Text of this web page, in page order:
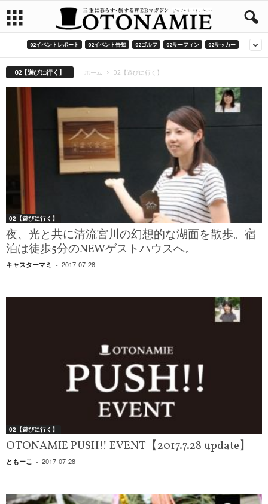
02イベントレポート 02イベント告知 02ゴルフ 02サーフィン 02サッカー
02【遊びに行く】 ホーム 02【遊びに行く】
02【遊びに行く】
夜、光と共に清流宮川の幻想的な湖面を散歩。宿
泊は徒歩5分のNEWゲストハウスへ。
キャスターマミ - 2017-07-28
02【遊びに行く】
OTONAMIE PUSH!! EVENT【2017.7.28 update】
ともーこ - 2017-07-28